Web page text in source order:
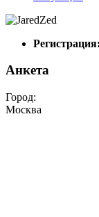
Регистрация:
Анкета
Город:
Москва